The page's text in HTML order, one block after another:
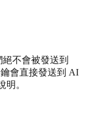
不會被發送到
會直接發送到 AI
明。